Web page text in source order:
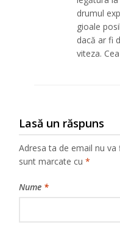
drumul
gioale
dacă ar fi
viteza.
Lasă un răspuns
Adresa ta de email nu va
sunt marcate cu*
Nume *